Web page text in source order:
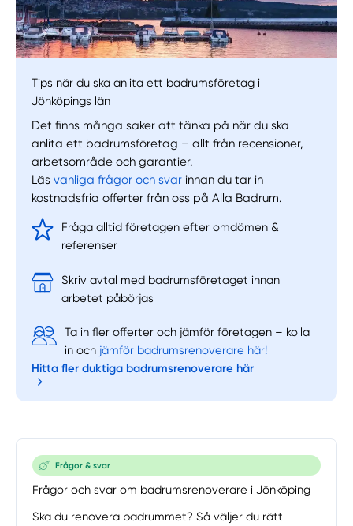
Manuellt Få hjälp
Tips när du ska anlita ett badrumsföretag i
Jönköpings län
Det finns många saker att tänka på när du ska
anlita ett badrumsföretag – allt från recensioner,
arbetsområde och garantier.
Läsvanliga frågor och svar innan du tar in
kostnadsfria offerter från oss på Alla Badrum.
Fråga alltid företagen efter omdömen &
referenser
Skriv avtal med badrumsföretaget innan
arbetet påbörjas
Ta in fler offerter och jämför företagen – kolla
in och jämför badrumsrenoverare här!
Hitta fler duktiga badrumsrenoverare här
Frågor & svar
Frågor och svar om badrumsrenoverare i Jönköping
Ska du renovera badrummet? Så väljer du rätt